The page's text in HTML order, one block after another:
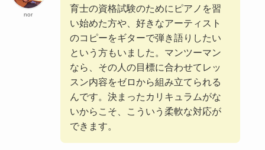
nor
育士の資格試験のためにピアノを習
い始めた方や、好きなアーティスト
のコピーをギターで弾き語りしたい
という方もいました。マンツーマン
なら、その人の目標に合わせてレッ
スン内容をゼロから組み立てられる
んです。決まったカリキュラムがな
いからこそ、こういう柔軟な対応が
できます。